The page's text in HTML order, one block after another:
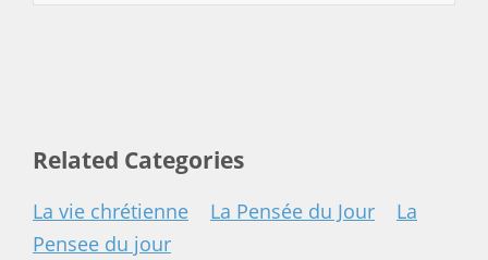
Related Categories
La vie chrétienne La Pensée du Jour
La
Pensee du jour